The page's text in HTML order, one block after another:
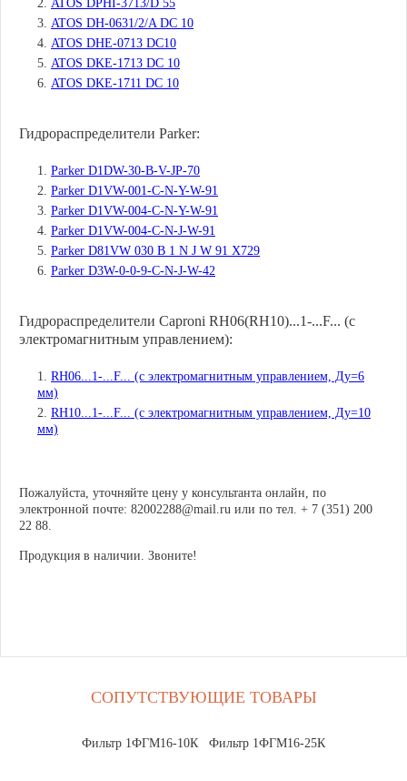
ATOS DPHI-3713/D 55
ATOS DH-0631/2/A DC 10
ATOS DHE-0713 DC10
ATOS DKE-1713 DC 10
ATOS DKE-1711 DC 10
Гидрораспределители Parker:
Parker D1DW-30-B-V-JP-70
Parker D1VW-001-C-N-Y-W-91
Parker D1VW-004-C-N-Y-W-91
Parker D1VW-004-C-N-J-W-91
Parker D81VW 030 B 1 N J W 91 X729
Parker D3W-0-0-9-C-N-J-W-42
Гидрораспределители Caproni RH06(RH10)...1-...F... (с
электромагнитным управлением):
RH06...1-...F... (с электромагнитным управлением, Ду=6
мм)
RH10...1-...F... (с электромагнитным управлением, Ду=10
мм)
Пожалуйста, уточняйте цену у консультанта онлайн, по
электронной почте: 82002288@mail.ru или по тел. + 7 (351) 200
22 88.
Продукция в наличии. Звоните!
СОПУТСТВУЮЩИЕ ТОВАРЫ
Фильтр 1ФГМ16-10К Фильтр 1ФГМ16-25К